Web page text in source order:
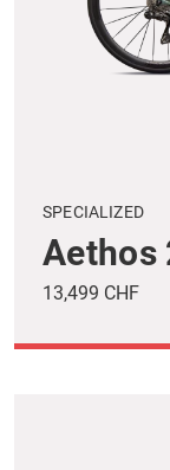
SPECIALIZED
Aethos
13,499 CHF